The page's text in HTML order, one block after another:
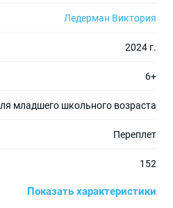
Ледерман Виктория
2024 г.
6+
младшего школьного возраста
Переплет
152
Виктория Ледерман
Показать характеристики